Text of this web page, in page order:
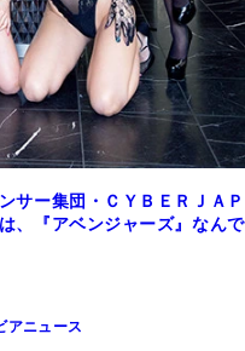
サー集団・ＣＹＢＥＲＪＡＰ
、『アベンジャーズ』なんで
アニュース